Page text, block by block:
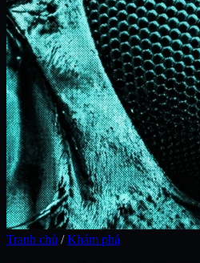
Tranh chủ / Khám phá